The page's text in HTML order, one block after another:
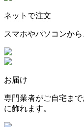
ネットで注文
スマホやパソコンか
お届け
専門業者がご自宅ま
に飾れます。